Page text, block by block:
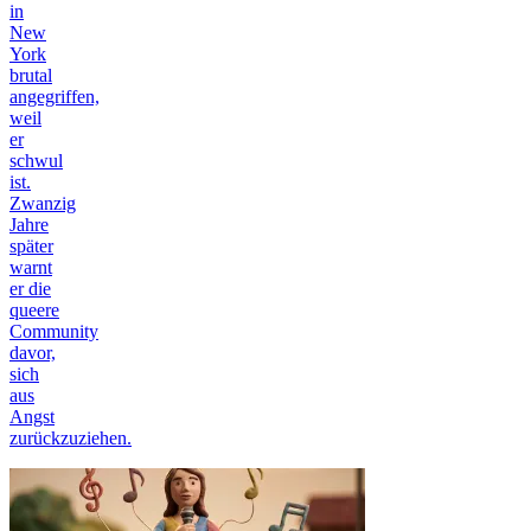
in
New
York
brutal
angegriffen,
weil
er
schwul
ist.
Zwanzig
Jahre
später
warnt
er die
queere
Community
davor,
sich
aus
Angst
zurückzuziehen.